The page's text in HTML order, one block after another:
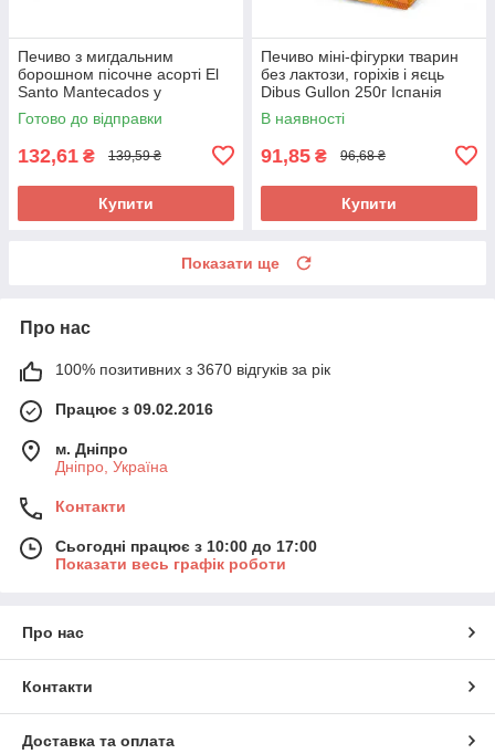
Печиво з мигдальним
борошном пісочне асорті El
Santo Mantecados y
Polvorones 300 г Іспанія
Готово до відправки
132,61 ₴ 139,59 ₴
Купити
Печиво міні-фігурки тварин
без лактози, горіхів і яєць
Dibus Gullon 250г Іспанія
В наявності
91,85 ₴ 96,68 ₴
Купити
Показати ще
Про нас
100% позитивних з 3670 відгуків за рік
Працює з 09.02.2016
м. Дніпро
Дніпро, Україна
Контакти
Сьогодні працює з 10:00 до 17:00
Показати весь графік роботи
Про нас
Контакти
Доставка та оплата